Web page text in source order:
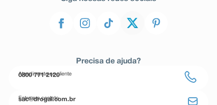
Precisa de ajuda?
Atendimento ao cliente
0800 771 2120
Entre em contato
sac@drogal.com.br